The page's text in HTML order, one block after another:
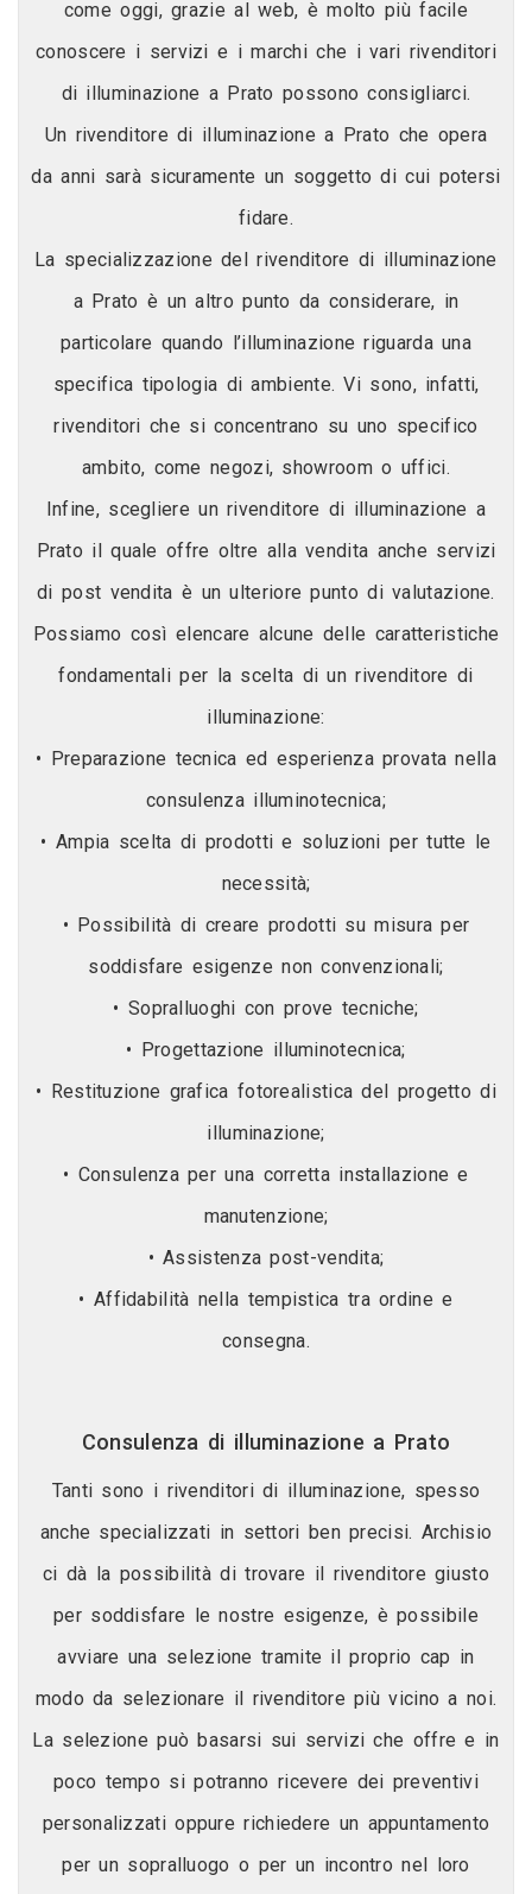
come oggi, grazie al web, è molto più facile
conoscere i servizi e i marchi che i vari rivenditori
di illuminazione a Prato possono consigliarci.
Un rivenditore di illuminazione a Prato che opera
da anni sarà sicuramente un soggetto di cui potersi
fidare.
La specializzazione del rivenditore di illuminazione
a Prato è un altro punto da considerare, in
particolare quando l’illuminazione riguarda una
specifica tipologia di ambiente. Vi sono, infatti,
rivenditori che si concentrano su uno specifico
ambito, come negozi, showroom o uffici.
Infine, scegliere un rivenditore di illuminazione a
Prato il quale offre oltre alla vendita anche servizi
di post vendita è un ulteriore punto di valutazione.
Possiamo così elencare alcune delle caratteristiche
fondamentali per la scelta di un rivenditore di
illuminazione:
• Preparazione tecnica ed esperienza provata nella
consulenza illuminotecnica;
• Ampia scelta di prodotti e soluzioni per tutte le
necessità;
• Possibilità di creare prodotti su misura per
soddisfare esigenze non convenzionali;
• Sopralluoghi con prove tecniche;
• Progettazione illuminotecnica;
• Restituzione grafica fotorealistica del progetto di
illuminazione;
• Consulenza per una corretta installazione e
manutenzione;
• Assistenza post-vendita;
• Affidabilità nella tempistica tra ordine e
consegna.
Consulenza di illuminazione a Prato
Tanti sono i rivenditori di illuminazione, spesso
anche specializzati in settori ben precisi. Archisio
ci dà la possibilità di trovare il rivenditore giusto
per soddisfare le nostre esigenze, è possibile
avviare una selezione tramite il proprio cap in
modo da selezionare il rivenditore più vicino a noi.
La selezione può basarsi sui servizi che offre e in
poco tempo si potranno ricevere dei preventivi
personalizzati oppure richiedere un appuntamento
per un sopralluogo o per un incontro nel loro